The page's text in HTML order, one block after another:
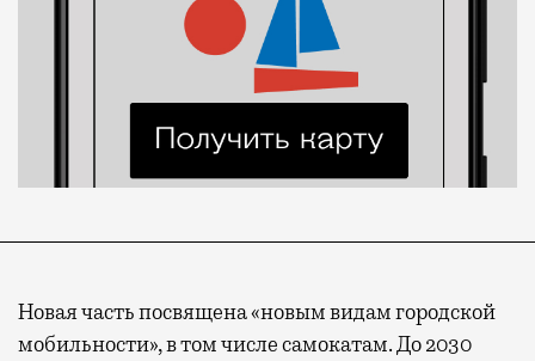
Новая часть посвящена «новым видам городской
мобильности», в том числе самокатам. До 2030